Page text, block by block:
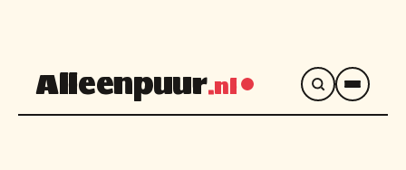
Alleenpuur.nl